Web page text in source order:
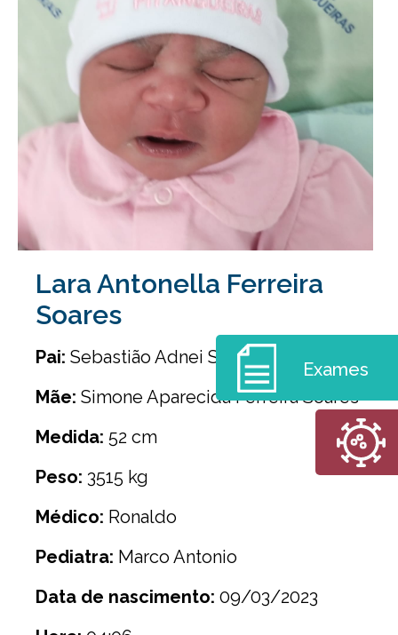
Lara Antonella Ferreira
Soares
Pai: Sebastião Adnei Soares
Mãe: Simone Aparecida Ferreira Soares
Medida: 52 cm
Peso: 3515 kg
Médico: Ronaldo
Pediatra: Marco Antonio
Data de nascimento: 09/03/2023
Exames